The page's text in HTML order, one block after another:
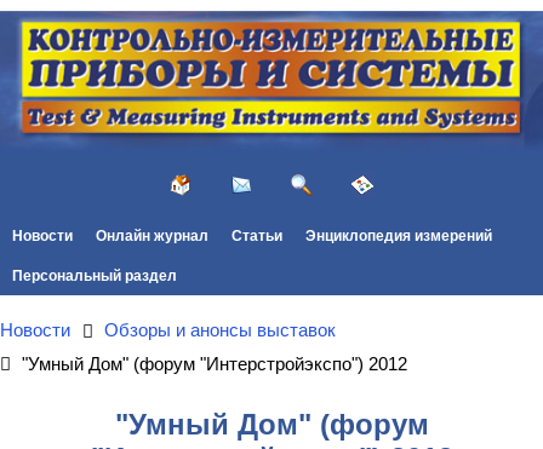
Новости Онлайн журнал Статьи Энциклопедия измерений
Персональный раздел
Новости
Обзоры и анонсы выставок
"Умный Дом" (форум "Интерстройэкспо") 2012
"Умный Дом" (форум